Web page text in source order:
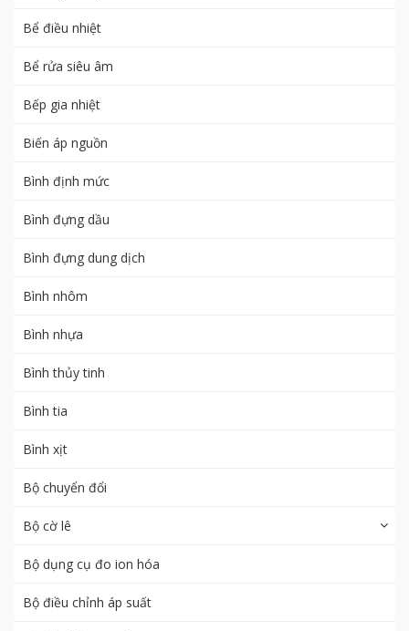
Bể điều nhiệt
Bể rửa siêu âm
Bếp gia nhiệt
Biến áp nguồn
Bình định mức
Bình đựng dầu
Bình đựng dung dịch
Bình nhôm
Bình nhựa
Bình thủy tinh
Bình tia
Bình xịt
Bộ chuyển đổi
Bộ cờ lê
Bộ dụng cụ đo ion hóa
Bộ điều chỉnh áp suất